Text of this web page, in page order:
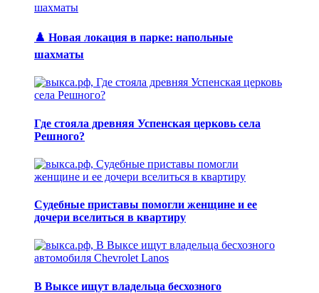
♟️ Новая локация в парке: напольные
шахматы
Где стояла древняя Успенская церковь села
Решного?
Судебные приставы помогли женщине и ее
дочери вселиться в квартиру
В Выксе ищут владельца бесхозного